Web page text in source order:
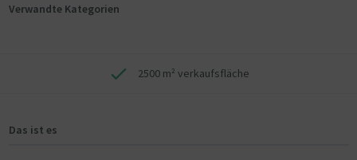
Verwandte Kategorien
2500 m² verkaufsfläche
Das ist es